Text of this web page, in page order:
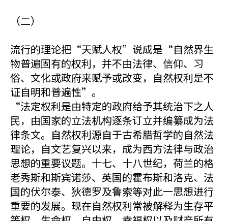
（二）
流行的理论把“天赋人权”说成是“自然界生
物普遍固有的权利，并不由法律、信仰、习
俗、文化或政府来赋予或改变，自然权利是不
证自明和普遍性”。
“法定权利是由特定的政府给予其统治下之人
民，由国家的立法机构逐条订立并编纂成为法
律条文。自然权利源自于古希腊哲学的自然法
理论，自文艺复兴以来，成为西方法律与政治
思想的重要议题。十七、十八世纪，荷兰的格
老秀斯和斯宾诺莎、英国的霍布斯和洛克、法
国的伏尔泰、狄德罗及鲁索等对此一思想进行
重要的发展。现在自然权利常被解释为生存平